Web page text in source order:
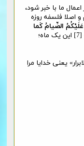
ما با خبر شود،
اصلا فلسفه روزه
الصِّیامُ کَما
» [7] این یک ماه؛
یعنی خدایا مرا